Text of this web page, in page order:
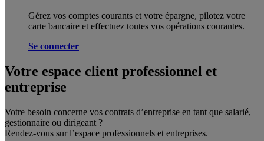
Gérez vos comptes courants et votre épargne, pilotez votre
carte bancaire et effectuez toutes vos opérations courantes.
Se connecter
Votre espace client professionnel et
entreprise
Votre besoin concerne vos contrats d’entreprise en tant que salarié,
gestionnaire ou dirigeant ?
Rendez-vous sur l’espace professionnels et entreprises.